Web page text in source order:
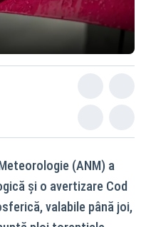
(ANM) a
și o avertizare Cod
valabile până joi,